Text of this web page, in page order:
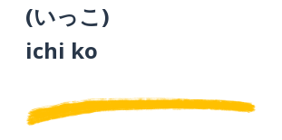
(いっこ)
ichi ko